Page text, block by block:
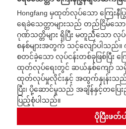
Hongfang မှထုတ်လုပ်သော ကြေးနီပ
ရေခဲသေတ္တာများသည် တည်ငြိမ်သေ
ဂုဏ်သတ္တိများ ရှိပြီး မတူညီသော လုပ်
စနစ်များအတွက် သင့်လျော်ပါသည်။
စတင်ခဲ့သော လုပ်ငန်းတစ်ခုဖြစ်ပြီး က
ထုတ်လုပ်ရေးတွင် ဆယ်နှစ်ကျော် သမို
ထုတ်လုပ်မှုလိုင်းနှင့် အထွက်နှုန်းသ
ပြီး၊ ပို့ဆောင်မှုသည် အချိန်နှင့်တပြေ
ပြည့်စုံပါသည်။
ပိုပြီးဖတ်ပ